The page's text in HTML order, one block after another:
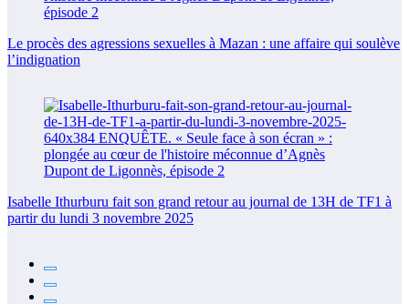
Le procès des agressions sexuelles à Mazan : une affaire qui soulève
l’indignation
Isabelle Ithurburu fait son grand retour au journal de 13H de TF1 à
partir du lundi 3 novembre 2025